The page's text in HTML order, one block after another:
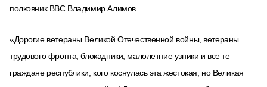
полковник ВВС Владимир Алимов.
«Дорогие ветераны Великой Отечественной войны, ветераны
трудового фронта, блокадники, малолетние узники и все те
граждане республики, кого коснулась эта жестокая, но Великая